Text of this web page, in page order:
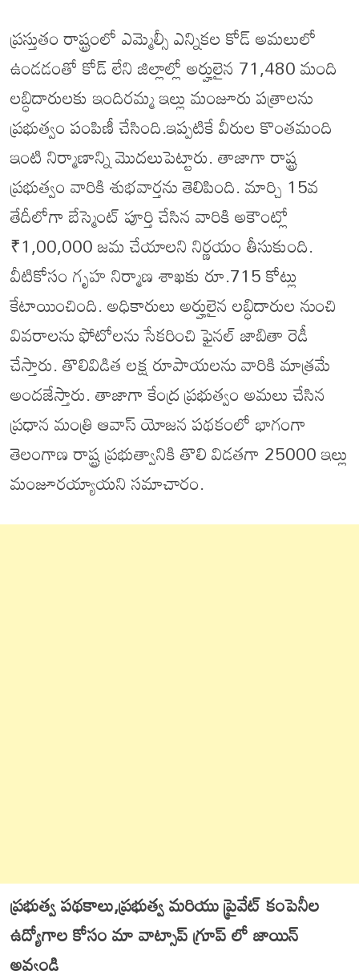
ప్రస్తుతం రాష్ట్రంలో ఎమ్మెల్సీ ఎన్నికల కోడ్ అమలులో
ఉండడంతో కోడ్ లేని జిల్లాల్లో అర్హులైన 71,480 మంది
లబ్ధిదారులకు ఇందిరమ్మ ఇల్లు మంజూరు పత్రాలను
ప్రభుత్వం పంపిణీ చేసింది.ఇప్పటికే వీరుల కొంతమంది
ఇంటి నిర్మాణాన్ని మొదలుపెట్టారు. తాజాగా రాష్ట్ర
ప్రభుత్వం వారికి శుభవార్తను తెలిపింది. మార్చి 15వ
తేదీలోగా బేస్మెంట్ పూర్తి చేసిన వారికి అకౌంట్లో
₹1,00,000 జమ చేయాలని నిర్ణయం తీసుకుంది.
వీటికోసం గృహ నిర్మాణ శాఖకు రూ.715 కోట్లు
కేటాయించింది. అధికారులు అర్హులైన లబ్ధిదారుల నుంచి
వివరాలను ఫోటోలను సేకరించి ఫైనల్ జాబితా రెడీ
చేస్తారు. తొలివిడిత లక్ష రూపాయలను వారికి మాత్రమే
అందజేస్తారు. తాజాగా కేంద్ర ప్రభుత్వం అమలు చేసిన
ప్రధాన మంత్రి ఆవాస్ యోజన పథకంలో భాగంగా
తెలంగాణ రాష్ట్ర ప్రభుత్వానికి తొలి విడతగా 25000 ఇల్లు
మంజూరయ్యాయని సమాచారం.
ప్రభుత్వ పథకాలు,ప్రభుత్వ మరియు ప్రైవేట్ కంపెనీల
ఉద్యోగాల కోసం మా వాట్సాప్ గ్రూప్ లో జాయిన్
అవ్వండి